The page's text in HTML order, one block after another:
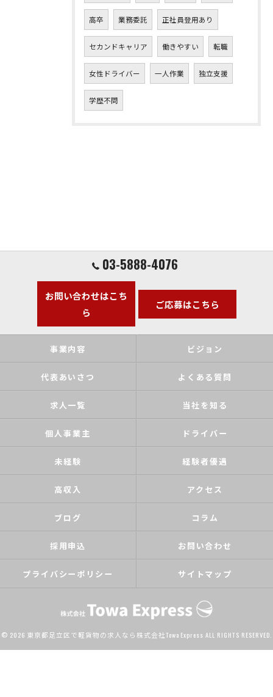
高卒 業務委託 正社員登用あり
セカンドキャリア 働きやすい 転職
女性ドライバー 一人作業 独立支援
学歴不問
03-5888-4076
お問い合わせはこち
ら
ご応募はこちら
事業内容 ビジョン
代表あいさつ よくある質問
求人一覧 当社を知る
個人事業主 ドライバー
未経験 経験者優遇
高収入 アクセス
ブログ コラム
採用申込 お問い合わせ
プライバシーポリシー サイトマップ
© 2026 東京都足立区で軽貨物の求人なら株式会社Towa Express ALL RIGHTS RESERVED.